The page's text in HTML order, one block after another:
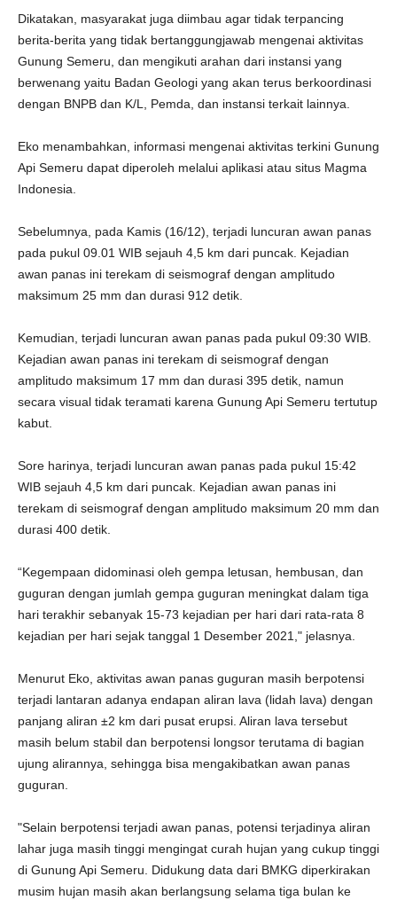
Dikatakan, masyarakat juga diimbau agar tidak terpancing
berita-berita yang tidak bertanggungjawab mengenai aktivitas
Gunung Semeru, dan mengikuti arahan dari instansi yang
berwenang yaitu Badan Geologi yang akan terus berkoordinasi
dengan BNPB dan K/L, Pemda, dan instansi terkait lainnya.
Eko menambahkan, informasi mengenai aktivitas terkini Gunung
Api Semeru dapat diperoleh melalui aplikasi atau situs Magma
Indonesia.
Sebelumnya, pada Kamis (16/12), terjadi luncuran awan panas
pada pukul 09.01 WIB sejauh 4,5 km dari puncak. Kejadian
awan panas ini terekam di seismograf dengan amplitudo
maksimum 25 mm dan durasi 912 detik.
Kemudian, terjadi luncuran awan panas pada pukul 09:30 WIB.
Kejadian awan panas ini terekam di seismograf dengan
amplitudo maksimum 17 mm dan durasi 395 detik, namun
secara visual tidak teramati karena Gunung Api Semeru tertutup
kabut.
Sore harinya, terjadi luncuran awan panas pada pukul 15:42
WIB sejauh 4,5 km dari puncak. Kejadian awan panas ini
terekam di seismograf dengan amplitudo maksimum 20 mm dan
durasi 400 detik.
“Kegempaan didominasi oleh gempa letusan, hembusan, dan
guguran dengan jumlah gempa guguran meningkat dalam tiga
hari terakhir sebanyak 15-73 kejadian per hari dari rata-rata 8
kejadian per hari sejak tanggal 1 Desember 2021," jelasnya.
Menurut Eko, aktivitas awan panas guguran masih berpotensi
terjadi lantaran adanya endapan aliran lava (lidah lava) dengan
panjang aliran ±2 km dari pusat erupsi. Aliran lava tersebut
masih belum stabil dan berpotensi longsor terutama di bagian
ujung alirannya, sehingga bisa mengakibatkan awan panas
guguran.
"Selain berpotensi terjadi awan panas, potensi terjadinya aliran
lahar juga masih tinggi mengingat curah hujan yang cukup tinggi
di Gunung Api Semeru. Didukung data dari BMKG diperkirakan
musim hujan masih akan berlangsung selama tiga bulan ke